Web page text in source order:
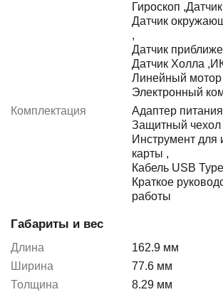
Гироскоп ,
Датчик
,
Датчик
Датчик Холла ,
Линейный мотор
Электронный
Комплектация
Адаптер питания
Защитный чехол
Инструмент для
карты ,
Кабель USB
Краткое
работы
Габариты и вес
Длина
162.9 мм
Ширина
77.6 мм
Толщина
8.29 мм